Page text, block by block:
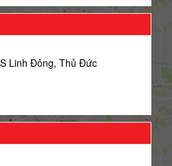
Linh Đông, Thủ Đức